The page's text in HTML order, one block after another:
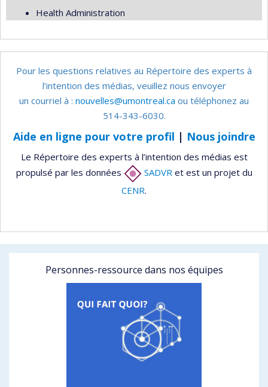
Health Administration
Pour les questions relatives au Répertoire des experts à
l’intention des médias, veuillez nous envoyer
un courriel à : nouvelles@umontreal.ca ou téléphonez au
514-343-6030.
Aide en ligne pour votre profil | Nous joindre
Le Répertoire des experts à l’intention des médias est
propulsé par les données
SADVRet est un projet du
CENR.
Personnes-ressource dans nos équipes